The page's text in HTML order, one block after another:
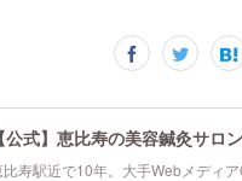
比寿駅近で10年。大手Webメディ